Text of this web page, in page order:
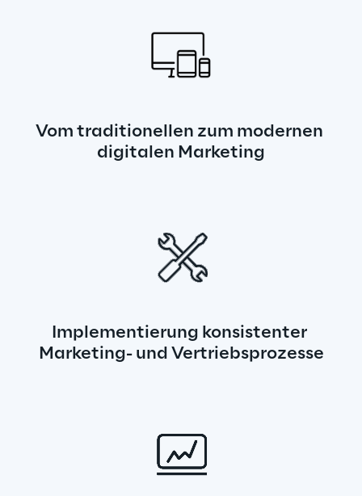
Vom traditionellen zum modernen
digitalen Marketing
Implementierung konsistenter
Marketing- und Vertriebsprozesse